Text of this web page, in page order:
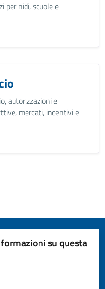
per nidi, scuole e
autorizzazioni e
mercati, incentivi e
su questa